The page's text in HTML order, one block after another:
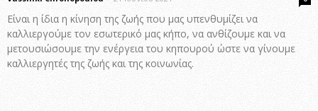
Είναι η ίδια η κίνηση της ζωής που μας υπενθυμίζει να
καλλιεργούμε τον εσωτερικό μας κήπο, να ανθίζουμε και να
μετουσιώσουμε την ενέργεια του κηπουρού ώστε να γίνουμε
καλλιεργητές της ζωής και της κοινωνίας.